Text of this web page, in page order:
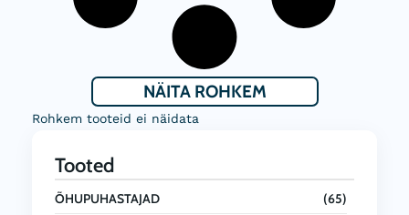
NÄITA ROHKEM
Rohkem tooteid ei näidata
Tooted
ÕHUPUHASTAJAD (65)